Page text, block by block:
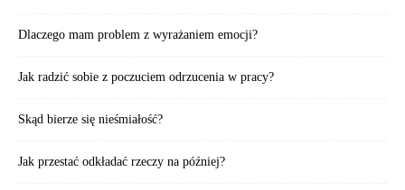
Dlaczego mam problem z wyrażaniem emocji?
Jak radzić sobie z poczuciem odrzucenia w pracy?
Skąd bierze się nieśmiałość?
Jak przestać odkładać rzeczy na później?